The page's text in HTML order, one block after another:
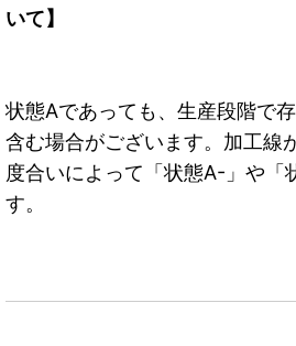
いて】
状態Aであっても、生産段階で
含む場合がございます。加工線
度合いによって「状態A-」や「
す。